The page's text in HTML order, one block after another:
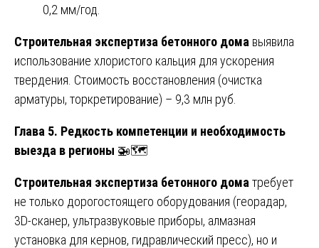
0,2 мм/год.
Строительная экспертиза бетонного дома выявила
использование хлористого кальция для ускорения
твердения. Стоимость восстановления (очистка
арматуры, торкретирование) – 9,3 млн руб.
Глава 5. Редкость компетенции и необходимость
выезда в регионы 🚁🗺️
Строительная экспертиза бетонного дома требует
не только дорогостоящего оборудования (георадар,
3D-сканер, ультразвуковые приборы, алмазная
установка для кернов, гидравлический пресс), но и